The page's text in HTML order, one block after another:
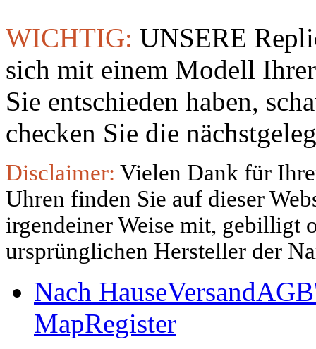
WICHTIG: UNSERE
sich mit einem Modell
Sie entschieden haben,
checken Sie die
Disclaimer: Vielen Dank für
Uhren finden Sie auf dieser
irgendeiner Weise mit, gebilligt
ursprünglichen Hersteller der
Nach HauseVersand
MapRegister